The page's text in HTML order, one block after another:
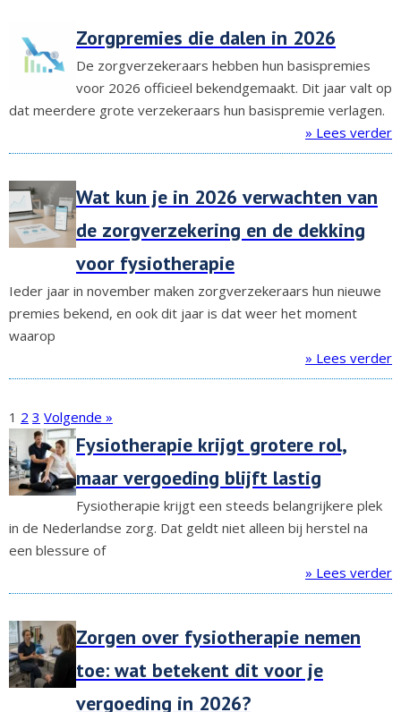
Zorgpremies die dalen in 2026
De zorgverzekeraars hebben hun basispremies
voor 2026 officieel bekendgemaakt. Dit jaar valt op
dat meerdere grote verzekeraars hun basispremie verlagen.
» Lees verder
Wat kun je in 2026 verwachten van
de zorgverzekering en de dekking
voor fysiotherapie
Ieder jaar in november maken zorgverzekeraars hun nieuwe
premies bekend, en ook dit jaar is dat weer het moment
waarop
» Lees verder
1 2 3 Volgende »
Fysiotherapie krijgt grotere rol,
maar vergoeding blijft lastig
Fysiotherapie krijgt een steeds belangrijkere plek
in de Nederlandse zorg. Dat geldt niet alleen bij herstel na
een blessure of
» Lees verder
Zorgen over fysiotherapie nemen
toe: wat betekent dit voor je
vergoeding in 2026?